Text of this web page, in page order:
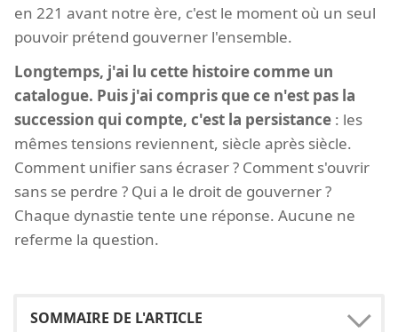
en 221 avant notre ère, c'est le moment où un seul
pouvoir prétend gouverner l'ensemble.
Longtemps, j'ai lu cette histoire comme un
catalogue. Puis j'ai compris que ce n'est pas la
succession qui compte, c'est la persistance : les
mêmes tensions reviennent, siècle après siècle.
Comment unifier sans écraser ? Comment s'ouvrir
sans se perdre ? Qui a le droit de gouverner ?
Chaque dynastie tente une réponse. Aucune ne
referme la question.